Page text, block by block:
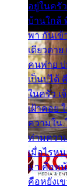
อยู่ในครั
บ้านใกล้
พา กันเข้
เดียวดา
คนพ่าย บ่
เป็นบ่ได้
ในครัว เ
เฝ้าคอย
ความใน
ท่ามควา
เมื่อไรห
มา คือหน้
คือหยังเ